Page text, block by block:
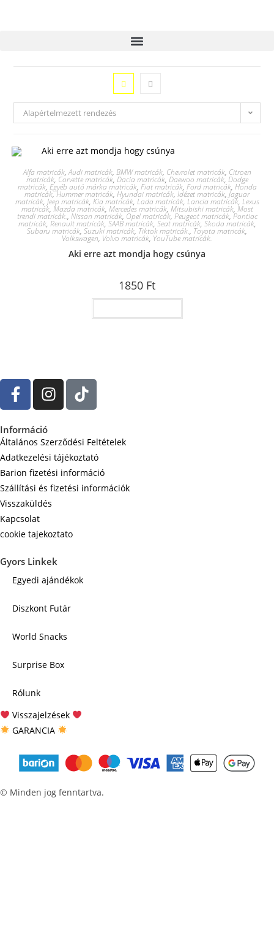
Alapértelmezett rendezés
Alfa matricák,Audi matricák, BMW matricák, Chevrolet matricák, Citroen
matricák, Corvette matricák, Dacia matricák, Daewoo matricák, Dodge
matricák, Egyéb autó márka matricák, Fiat matricák, Ford matricák, Honda
matricák,Hummer matricák, Hyundai matricák, Idézet matricák, Jaguar
matricák, Jeep matricák, Kia matricák, Lada matricák, Lancia matricák, Lexus
matricák, Mazda matricák, Mercedes matricák, Mitsubishi matricák, Most
trendi matricák., Nissan matricák, Opel matricák, Peugeot matricák, Pontiac
matricák, Renault matricák, SAAB matricák, Seat matricák, Skoda matricák,
Subaru matricák, Suzuki matricák, Tiktok matricák., Toyota matricák,
Volkswagen, Volvo matricák, YouTube matricák.
Aki erre azt mondja hogy csúnya
1850 Ft
Információ
Általános Szerződési Feltételek
Adatkezelési tájékoztató
Barion fizetési információ
Szállítási és fizetési információk
Visszaküldés
Kapcsolat
cookie tajekoztato
Gyors Linkek
Egyedi ajándékok
Diszkont Futár
World Snacks
Surprise Box
Rólunk
Visszajelzések
GARANCIA
© Minden jog fenntartva.